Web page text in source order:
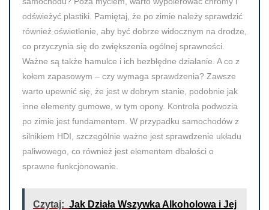
odświeżyć plastiki. Pamiętaj, że po zimie należy sprawdzić
również oświetlenie, aby być dobrze widocznym na drodze,
co przyczynia się do zwiększenia ogólnej sprawności.
Ważne są także hamulce i ich bezbłędne działanie. A co z
kołem zapasowym – czy wymaga sprawdzenia? Zawsze
warto upewnić się, że jest w dobrym stanie, podobnie jak
inne elementy gumowe, w tym opony. Kontrola podwozia
po zimie jest fundamentem. W przypadku samochodów z
silnikiem HDI, szczególnie ważne jest sprawdzenie układu
paliwowego, co również jest elementem dbałości o
sprawne funkcjonowanie.
Czytaj: Jak Działa Wszywka Alkoholowa i Jej